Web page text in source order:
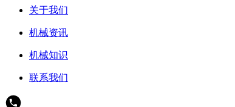
关于我们
机械资讯
机械知识
联系我们